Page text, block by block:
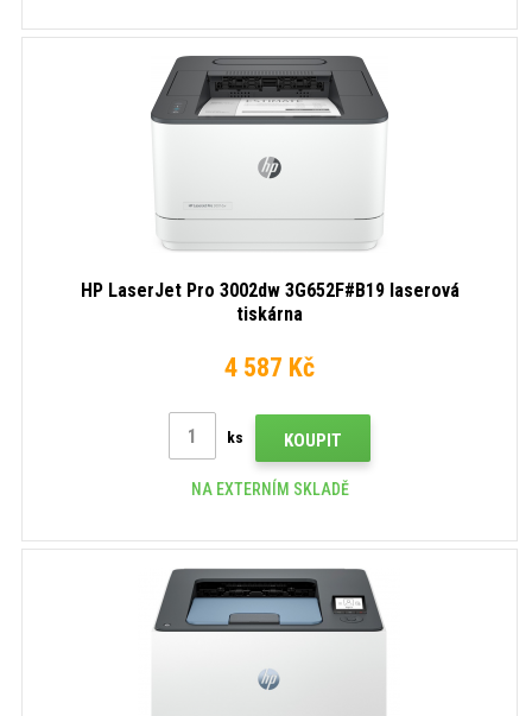
HP LaserJet Pro 3002dw 3G652F#B19 laserová
tiskárna
4 587 Kč
ks KOUPIT
NA EXTERNÍM SKLADĚ